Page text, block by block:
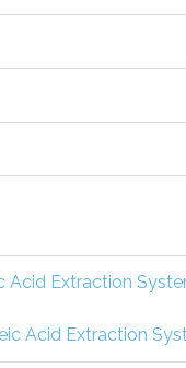
Acid Extraction
Acid Extraction